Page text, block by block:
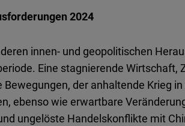
2024
innen- und geopolitischen
Eine stagnierende Wirtschaft,
der anhaltende Krieg
ebenso wie erwartbare
ungelöste Handelskonflikte mit